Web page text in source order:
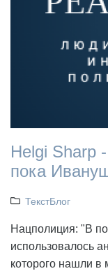
Helgi Sharp
пока
ТекстБлог
Нацполиция: "В
использовалось
которого нашли в